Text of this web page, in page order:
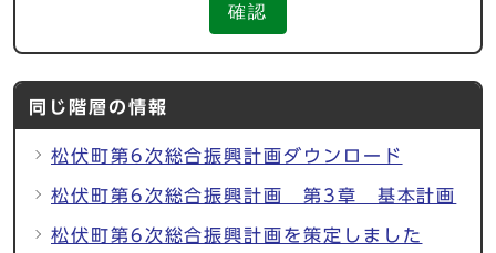
確認
同じ階層の情報
松伏町第6次総合振興計画ダウンロード
松伏町第6次総合振興計画 第3章 基本計画
松伏町第6次総合振興計画を策定しました